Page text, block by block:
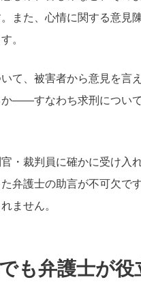
また、心情に関する意見
。
て、被害者から意見を言
――すなわち求刑につい
・裁判員に確かに受け入
弁護士の助言が不可欠で
ません。
も弁護士が役